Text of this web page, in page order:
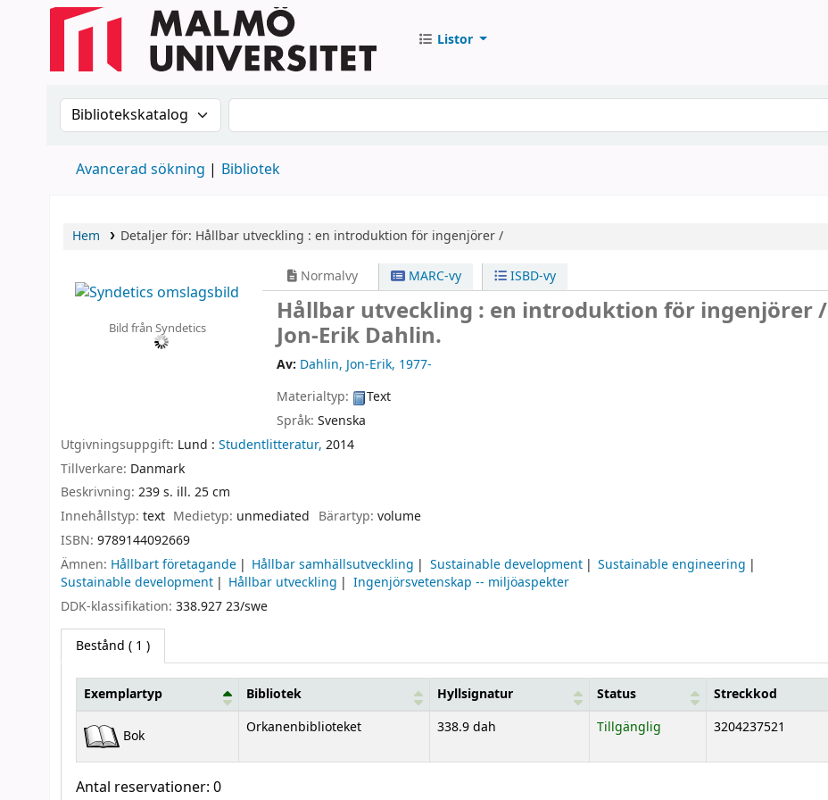
Listor
Sök i katalogen efter:Sök i katalogen
Avancerad sökning Bibliotek
Hem Detaljer för: Hållbar utveckling : en introduktion för ingenjörer /
Bild från Syndetics
Normalvy MARC-vy ISBD-vy
Hållbar utveckling : en introduktion för ingenjörer /
Jon-Erik Dahlin.
Av: Dahlin, Jon-Erik, 1977-
Materialtyp:
Text
Språk:Svenska
Utgivningsuppgift: Lund : Studentlitteratur, 2014
Tillverkare: Danmark
Beskrivning: 239 s. ill. 25 cm
Innehållstyp: text Medietyp: unmediated Bärartyp: volume
ISBN: 9789144092669
Ämnen: Hållbart företagande Hållbar samhällsutveckling Sustainable development
Sustainable engineering
Sustainable development
Hållbar utveckling
Ingenjörsvetenskap -- miljöaspekter
DDK-klassifikation: 338.927 23/swe
Bestånd ( 1 )
Bestånd
Exemplartyp Bibliotek Hyllsignatur Status Streckkod
Bok Orkanenbiblioteket 338.9 dah Tillgänglig 3204237521
Antal reservationer: 0